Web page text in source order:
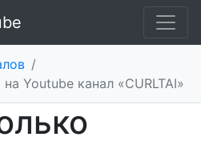
/
Youtube канал «CURLTAI»